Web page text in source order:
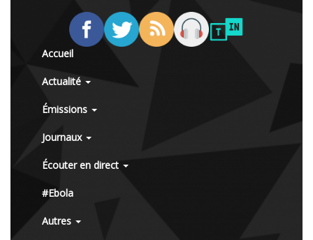
Accueil
Actualité
Émissions
Journaux
Écouter en direct
#Ebola
Autres